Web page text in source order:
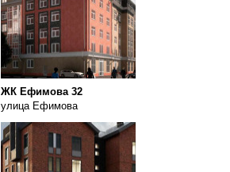
ЖК Ефимова 32
улица Ефимова